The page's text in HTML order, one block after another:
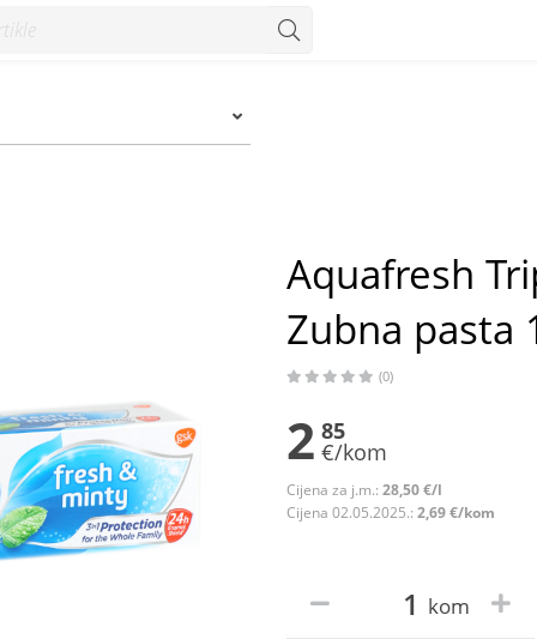
Aquafresh
Zubna pasta
(0)
2 85
€/kom
Cijena za j.m.: 28,50 €/l
Cijena 02.05.2025.: 2,69 €/kom
kom